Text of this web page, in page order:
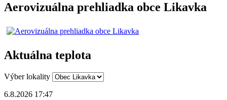
Aerovizuálna prehliadka obce Likavka
Aktuálna teplota
Výber lokality
6.8.2026 17:47